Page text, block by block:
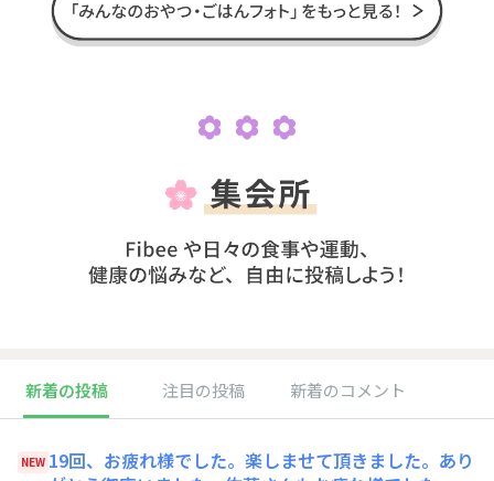
新着の投稿 注目の投稿 新着のコメント
NEW 19回、お疲れ様でした。楽しませて頂きました。あり